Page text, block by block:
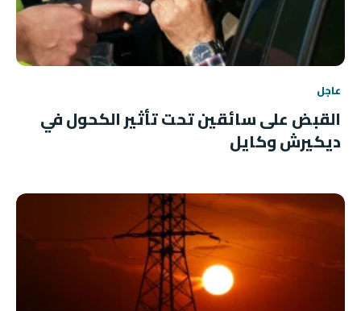
عاجل
القبض على سائقين تحت تأثير الكحول في
ديكيرش وكايل